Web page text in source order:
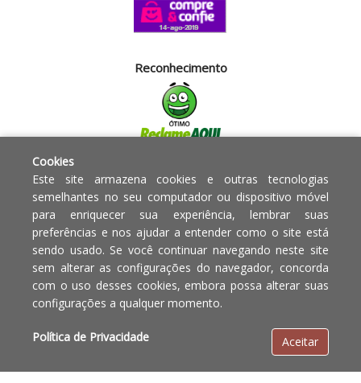
Reconhecimento
Powered by:
Copyright © 2010 - 2017 Razão
social Blumenau - RA OBJETOS PARA
O LAR EIRELI CNPJ -
E loja 33 Asa Sul - Brasília-DF - CEP:
Em caso de divergência de
preços, o valor válido é o do
Cookies
Este site armazena cookies e outras tecnologias
semelhantes no seu computador ou dispositivo móvel
para enriquecer sua experiência, lembrar suas
preferências e nos ajudar a entender como o site está
sendo usado. Se você continuar navegando neste site
sem alterar as configurações do navegador, concorda
com o uso desses cookies, embora possa alterar suas
configurações a qualquer momento.
Política de Privacidade Aceitar